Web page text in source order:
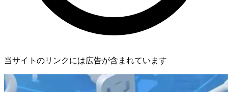
当サイトのリンクには広告が含まれています